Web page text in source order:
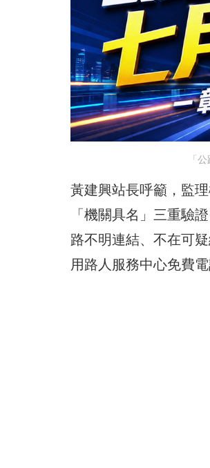
「
黃建興站長呼籲，監
「機關具名」三重驗
路不明連結、不在可
用路人服務中心免費